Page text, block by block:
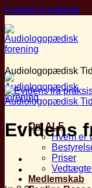
Fortsæt til indhold
Om ALF
Hvem er
Priser
Medlemskab
Audiologopædisk
Audiologopædisk
Evidens